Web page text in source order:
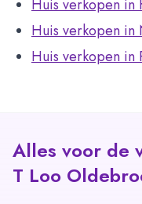
Huis verkopen in
Huis verkopen in
Huis verkopen in
Alles voor de
T Loo